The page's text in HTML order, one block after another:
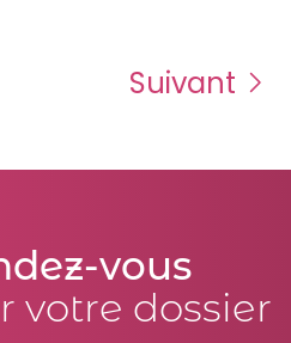
Suivant
vous
votre dossier